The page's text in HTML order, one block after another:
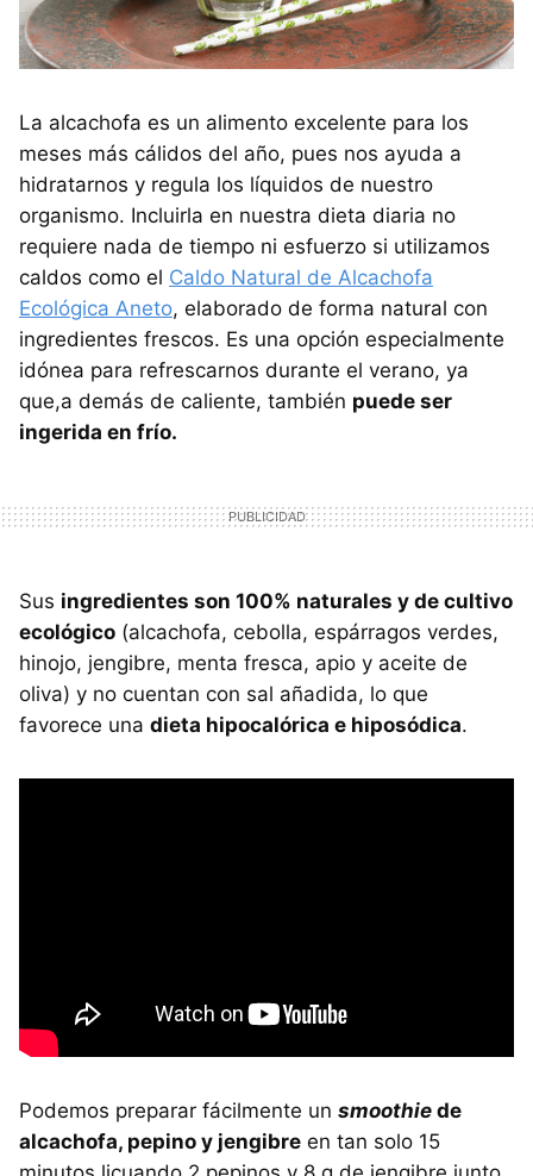
La alcachofa es un alimento excelente para los
meses más cálidos del año, pues nos ayuda a
hidratarnos y regula los líquidos de nuestro
organismo. Incluirla en nuestra dieta diaria no
requiere nada de tiempo ni esfuerzo si utilizamos
caldos como el Caldo Natural de Alcachofa
Ecológica Aneto, elaborado de forma natural con
ingredientes frescos. Es una opción especialmente
idónea para refrescarnos durante el verano, ya
que,a demás de caliente, también puede ser
ingerida en frío.
Sus ingredientes son 100% naturales y de cultivo
ecológico (alcachofa, cebolla, espárragos verdes,
hinojo, jengibre, menta fresca, apio y aceite de
oliva) y no cuentan con sal añadida, lo que
favorece una dieta hipocalórica e hiposódica.
Podemos preparar fácilmente un smoothie de
alcachofa, pepino y jengibre en tan solo 15